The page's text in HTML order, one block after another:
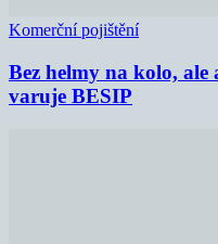
Komerční pojištění
Bez helmy na kolo, ale
varuje BESIP